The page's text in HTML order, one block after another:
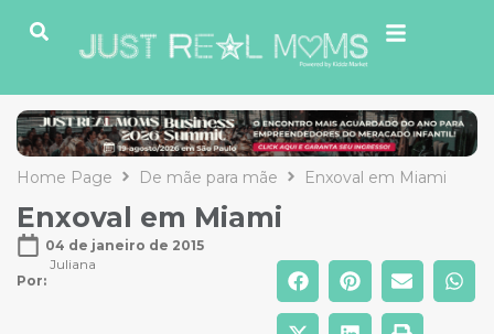
Home Page De mãe para mãe Enxoval em Miami
Enxoval em Miami
04 de janeiro de 2015
Por:
Juliana